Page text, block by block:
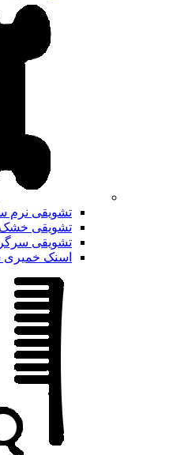
تشویقی نرم
تشویقی خشک
تشویقی
اسنک